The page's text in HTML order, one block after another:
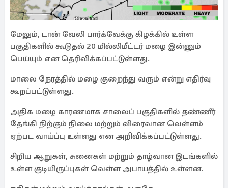
மேலும், டான் வேலி பார்க்வேக்கு கிழக்கில் உள்ள
பகுதிகளில் கூடுதல் 20 மில்லிமீட்டர் மழை இன்னும்
பெய்யும் என தெரிவிக்கப்பட்டுள்ளது.
மாலை நேரத்தில் மழை குறைந்து வரும் என்று எதிர்வு
கூறப்பட்டுள்ளது.
அதிக மழை காரணமாக சாலைப் பகுதிகளில் தண்ணீர்
தேங்கி நிற்கும் நிலை மற்றும் விரைவான வெள்ளம்
ஏற்பட வாய்ப்பு உள்ளது என அறிவிக்கப்பட்டுள்ளது.
சிறிய ஆறுகள், சுனைகள் மற்றும் தாழ்வான இடங்களில்
உள்ள குடியிருப்புகள் வெள்ள அபாயத்தில் உள்ளன.